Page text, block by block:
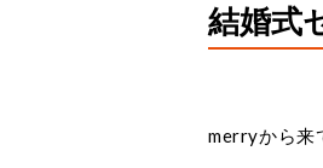
結婚式
merryから来